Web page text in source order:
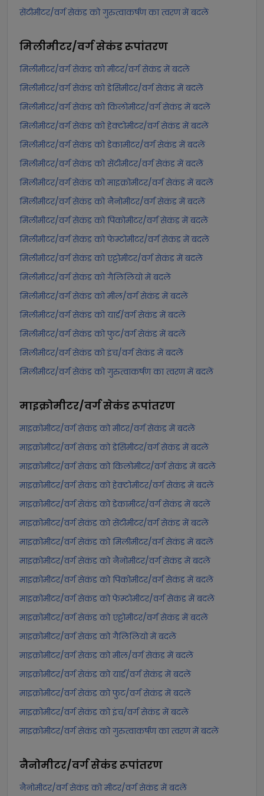
सेंटीमीटर/वर्ग सेकंड को गुरुत्वाकर्षण का त्वरण में बदलें
मिलीमीटर/वर्ग सेकंडरूपांतरण
मिलीमीटर/वर्ग सेकंड को मीटर/वर्ग सेकंड में बदलें
मिलीमीटर/वर्ग सेकंड को डेसिमीटर/वर्ग सेकंड में बदलें
मिलीमीटर/वर्ग सेकंड को किलोमीटर/वर्ग सेकंड में बदलें
मिलीमीटर/वर्ग सेकंड को हेक्टोमीटर/वर्ग सेकंड में बदलें
मिलीमीटर/वर्ग सेकंड को डेकामीटर/वर्ग सेकंड में बदलें
मिलीमीटर/वर्ग सेकंड को सेंटीमीटर/वर्ग सेकंड में बदलें
मिलीमीटर/वर्ग सेकंड को माइक्रोमीटर/वर्ग सेकंड में बदलें
मिलीमीटर/वर्ग सेकंड को नैनोमीटर/वर्ग सेकंड में बदलें
मिलीमीटर/वर्ग सेकंड को पिकोमीटर/वर्ग सेकंड में बदलें
मिलीमीटर/वर्ग सेकंड को फेम्टोमीटर/वर्ग सेकंड में बदलें
मिलीमीटर/वर्ग सेकंड को एट्टोमीटर/वर्ग सेकंड में बदलें
मिलीमीटर/वर्ग सेकंड को गैलिलियो में बदलें
मिलीमीटर/वर्ग सेकंड को मील/वर्ग सेकंड में बदलें
मिलीमीटर/वर्ग सेकंड को यार्ड/वर्ग सेकंड में बदलें
मिलीमीटर/वर्ग सेकंड को फुट/वर्ग सेकंड में बदलें
मिलीमीटर/वर्ग सेकंड को इंच/वर्ग सेकंड में बदलें
मिलीमीटर/वर्ग सेकंड को गुरुत्वाकर्षण का त्वरण में बदलें
माइक्रोमीटर/वर्ग सेकंडरूपांतरण
माइक्रोमीटर/वर्ग सेकंड को मीटर/वर्ग सेकंड में बदलें
माइक्रोमीटर/वर्ग सेकंड को डेसिमीटर/वर्ग सेकंड में बदलें
माइक्रोमीटर/वर्ग सेकंड को किलोमीटर/वर्ग सेकंड में बदलें
माइक्रोमीटर/वर्ग सेकंड को हेक्टोमीटर/वर्ग सेकंड में बदलें
माइक्रोमीटर/वर्ग सेकंड को डेकामीटर/वर्ग सेकंड में बदलें
माइक्रोमीटर/वर्ग सेकंड को सेंटीमीटर/वर्ग सेकंड में बदलें
माइक्रोमीटर/वर्ग सेकंड को मिलीमीटर/वर्ग सेकंड में बदलें
माइक्रोमीटर/वर्ग सेकंड को नैनोमीटर/वर्ग सेकंड में बदलें
माइक्रोमीटर/वर्ग सेकंड को पिकोमीटर/वर्ग सेकंड में बदलें
माइक्रोमीटर/वर्ग सेकंड को फेम्टोमीटर/वर्ग सेकंड में बदलें
माइक्रोमीटर/वर्ग सेकंड को एट्टोमीटर/वर्ग सेकंड में बदलें
माइक्रोमीटर/वर्ग सेकंड को गैलिलियो में बदलें
माइक्रोमीटर/वर्ग सेकंड को मील/वर्ग सेकंड में बदलें
माइक्रोमीटर/वर्ग सेकंड को यार्ड/वर्ग सेकंड में बदलें
माइक्रोमीटर/वर्ग सेकंड को फुट/वर्ग सेकंड में बदलें
माइक्रोमीटर/वर्ग सेकंड को इंच/वर्ग सेकंड में बदलें
माइक्रोमीटर/वर्ग सेकंड को गुरुत्वाकर्षण का त्वरण में बदलें
नैनोमीटर/वर्ग सेकंडरूपांतरण
नैनोमीटर/वर्ग सेकंड को मीटर/वर्ग सेकंड में बदलें